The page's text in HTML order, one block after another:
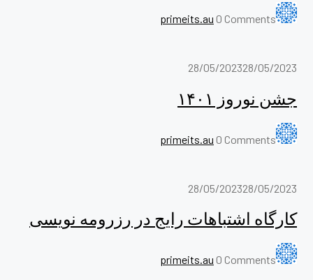
primeits.au 0 Comments
28/05/202328/05/2023
جشن نوروز ۱۴۰۱
primeits.au 0 Comments
28/05/202328/05/2023
کارگاه اشتباهات رایج در رزرومه نویسی
primeits.au 0 Comments